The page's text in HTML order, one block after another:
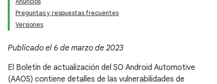
Preguntas y respuestas frecuentes
Versiones
Publicado el 6 de marzo de 2023
El Boletín de actualización del SO Android Automotive
(AAOS) contiene detalles de las vulnerabilidades de